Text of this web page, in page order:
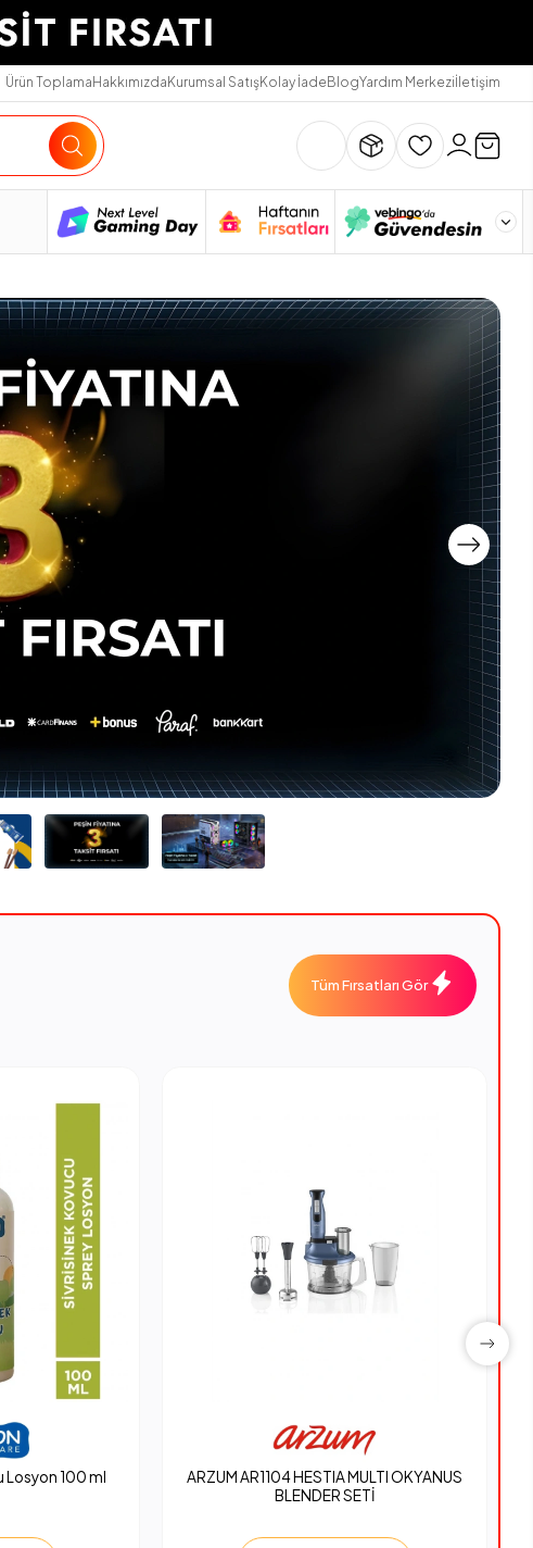
Ürün ToplamaHakkımızdaKurumsal SatışKolay İadeBlogYardım Merkeziİletişim
Tüm Fırsatları Gör
Losyon 100 ml
ARZUM AR1104 HESTIA MULTI OKYANUS
BLENDER SETİ